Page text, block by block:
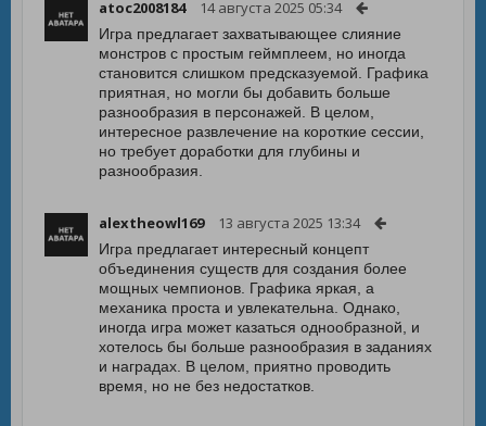
atoc2008184 14 августа 2025 05:34
Игра предлагает захватывающее слияние
монстров с простым геймплеем, но иногда
становится слишком предсказуемой. Графика
приятная, но могли бы добавить больше
разнообразия в персонажей. В целом,
интересное развлечение на короткие сессии,
но требует доработки для глубины и
разнообразия.
alextheowl169 13 августа 2025 13:34
Игра предлагает интересный концепт
объединения существ для создания более
мощных чемпионов. Графика яркая, а
механика проста и увлекательна. Однако,
иногда игра может казаться однообразной, и
хотелось бы больше разнообразия в заданиях
и наградах. В целом, приятно проводить
время, но не без недостатков.